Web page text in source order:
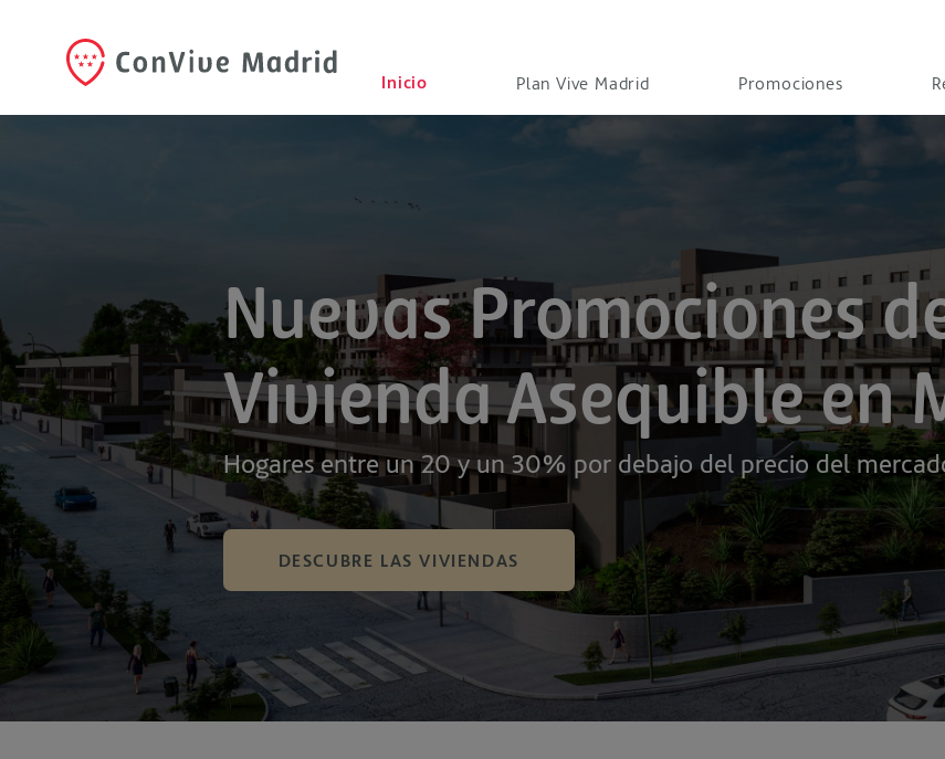
Inicio Plan Vive Madrid Promociones
Nuevas Promociones
Vivienda Asequible en
Hogares entre un 20 y un 30% por debajo del precio del
DESCUBRE LAS VIVIENDAS